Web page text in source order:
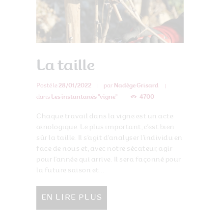
La taille
Posté le 28/01/2022 par Nadège Grisard
dans Les instantanés "vigne" 4700
Chaque travail dans la vigne est un acte
œnologique. Le plus important, c’est bien
sûr la taille. Il s’agit d’analyser l’individu en
face de nous et, avec notre sécateur, agir
pour l’année qui arrive. Il sera façonné pour
la future saison et...
EN LIRE PLUS